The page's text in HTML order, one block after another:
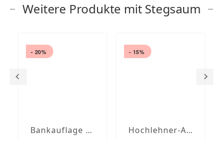
Weitere Produkte mit Stegsaum
- 20%
Bankauflage nach Maß mit Stegsaum
- 15%
Hochlehner-Auflagen mit Stegsaum nach Maß